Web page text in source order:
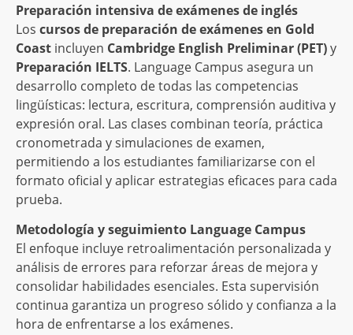
Preparación intensiva de exámenes de inglés
Los cursos de preparación de exámenes en Gold
Coast incluyen Cambridge English Preliminar (PET)y
Preparación IELTS. Language Campus asegura un
desarrollo completo de todas las competencias
lingüísticas: lectura, escritura, comprensión auditiva y
expresión oral. Las clases combinan teoría, práctica
cronometrada y simulaciones de examen,
permitiendo a los estudiantes familiarizarse con el
formato oficial y aplicar estrategias eficaces para cada
prueba.
Metodología y seguimiento Language Campus
El enfoque incluye retroalimentación personalizada y
análisis de errores para reforzar áreas de mejora y
consolidar habilidades esenciales. Esta supervisión
continua garantiza un progreso sólido y confianza a la
hora de enfrentarse a los exámenes.